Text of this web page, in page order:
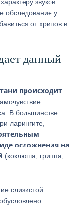
звуков
обследование у
от хрипов в
данный
происходит
В большинстве
ларингите,
осложнения на
(коклюша, гриппа,
слизистой